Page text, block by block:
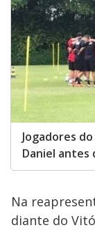
Jogadores
Daniel antes
Na
diante do